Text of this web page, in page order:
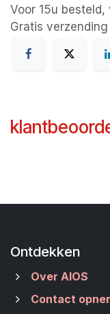
Voor 15u
Gratis
Ontdekken
Over AIOS
Contact